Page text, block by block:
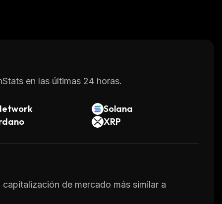
en las últimas 24 horas.
Solana
XRP
de mercado más similar a